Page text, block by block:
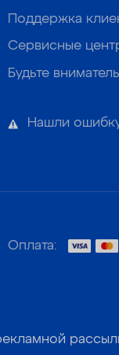
Поддержка
Сервисные
Будьте
Нашли
Оплата: